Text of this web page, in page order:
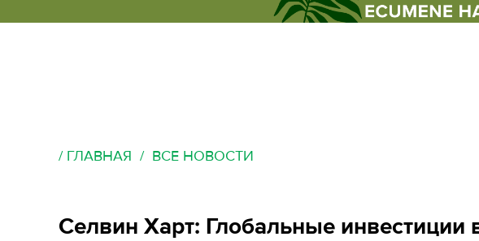
ecumene форум форматы
ГЛАВНАЯ ВСЕ НОВОСТИ
Селвин Харт: Глобальные